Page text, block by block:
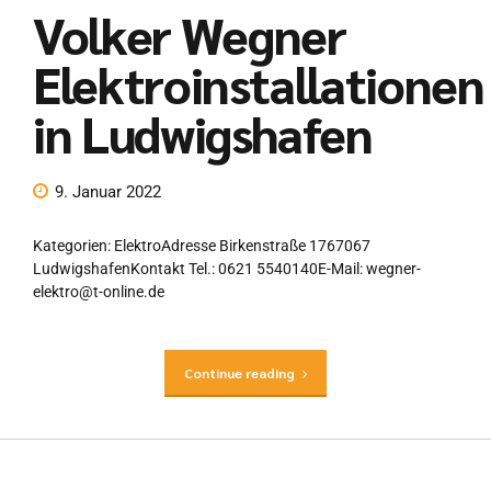
Volker Wegner
Elektroinstallationen
in Ludwigshafen
9. Januar 2022
Kategorien: ElektroAdresse Birkenstraße 1767067
LudwigshafenKontakt Tel.: 0621 5540140E-Mail: wegner-
elektro@t-online.de
Continue reading